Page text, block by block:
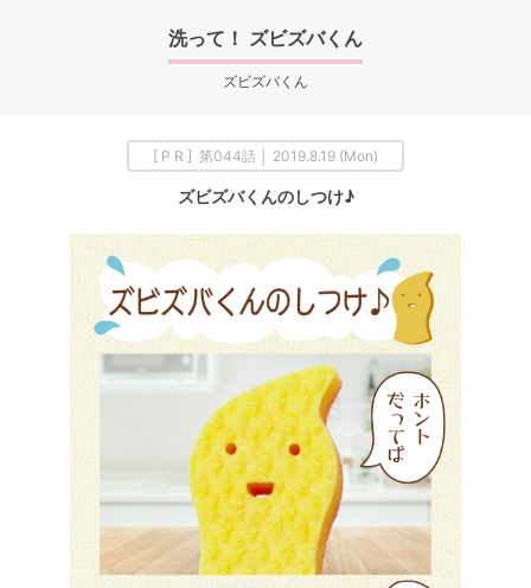
洗って！ ズビズバくん
ズビズバくん
[ P R ] 第044話 │ 2019.8.19 (Mon)
ズビズバくんのしつけ♪